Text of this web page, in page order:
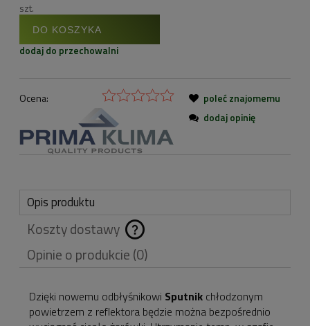
szt.
DO KOSZYKA
dodaj do przechowalni
Ocena:
poleć znajomemu
dodaj opinię
Opis produktu
Koszty dostawy
Cena nie zawiera
ewentualnych kosztów
płatności
Opinie o produkcie (0)
Dzięki nowemu odbłyśnikowi Sputnik chłodzonym
powietrzem z reflektora będzie można bezpośrednio